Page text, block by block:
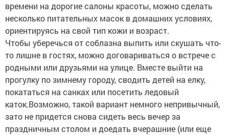
времени на дорогие салоны красоты, можно сделать
несколько питательных масок в домашних условиях,
ориентируясь на свой тип кожи и возраст.
Чтобы уберечься от соблазна выпить или скушать что-
то лишне в гостях, можно договариваться о встрече с
родными или друзьями на улице. Вместе выйти на
прогулку по зимнему городу, сводить детей на елку,
покататься на санках или посетить ледовый
каток.Возможно, такой вариант немного непривычный,
зато не придется снова сидеть весь вечер за
праздничным столом и доедать вчерашние (или еще